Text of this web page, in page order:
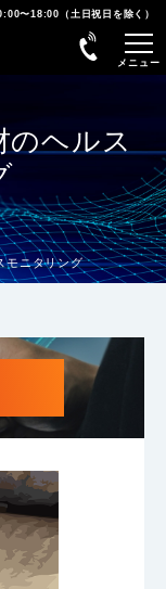
〜18:00（土日祝日を除く）
のヘルス
モニタリング